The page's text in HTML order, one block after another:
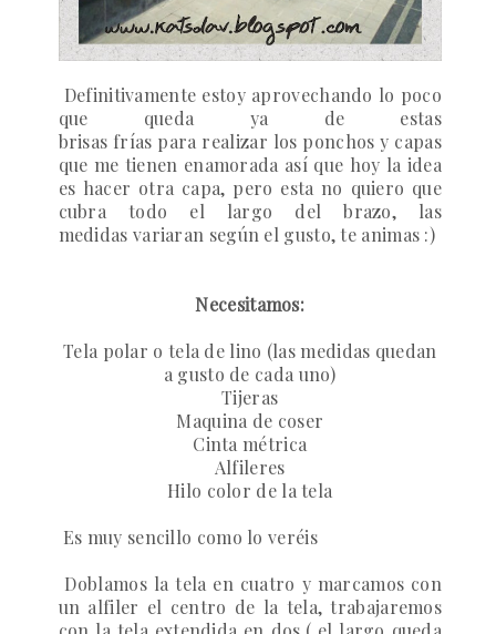
Definitivamente estoy aprovechando lo poco
que queda ya de estas
brisas frías para realizar los ponchos y capas
que me tienen enamorada así que hoy la idea
es hacer otra capa, pero esta no quiero que
cubra todo el largo del brazo, las
medidas variaran según el gusto, te animas :)
Necesitamos:
Tela polar o tela de lino (las medidas quedan
a gusto de cada uno)
Tijeras
Maquina de coser
Cinta métrica
Alfileres
Hilo color de la tela
Es muy sencillo como lo veréis
Doblamos la tela en cuatro y marcamos con
un alfiler el centro de la tela, trabajaremos